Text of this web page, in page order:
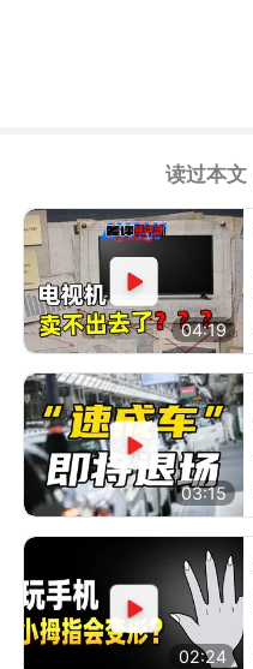
读过本文
04:19
03:15
02:24